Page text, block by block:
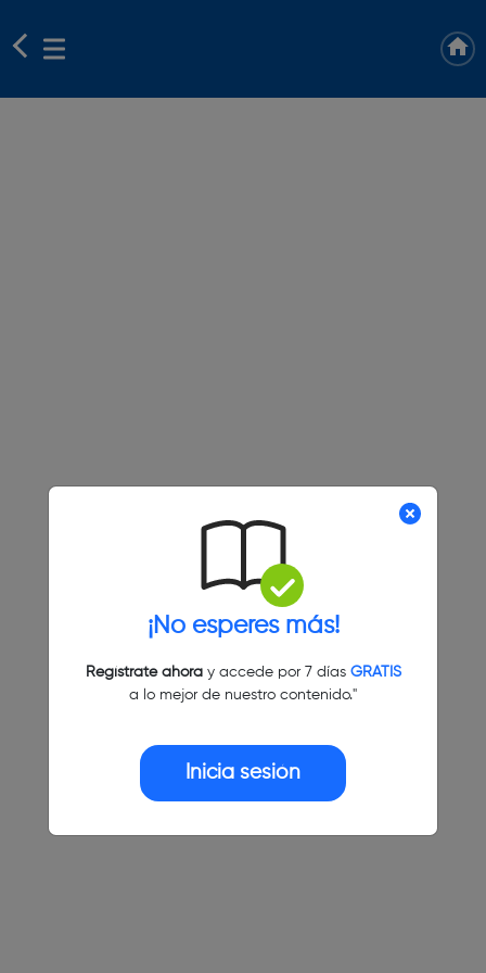
¡No esperes más!
Regístrate ahoray accede por 7 días GRATIS
a lo mejor de nuestro contenido."
Inicia sesión